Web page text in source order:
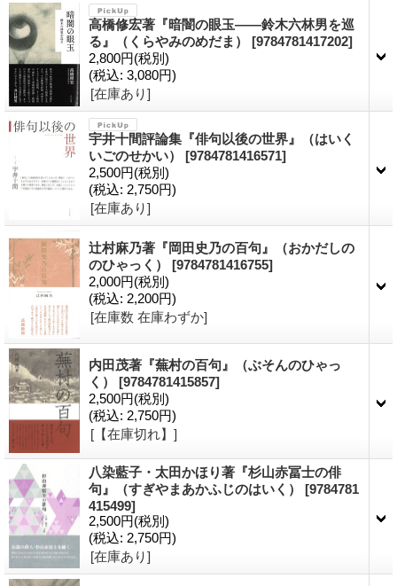
高橋修宏著『暗闇の眼玉――鈴木六林男を巡
る』（くらやみのめだま） [9784781417202]
2,800円(税別)
(税込: 3,080円)
[在庫あり]
宇井十間評論集『俳句以後の世界』（はいく
いごのせかい） [9784781416571]
2,500円(税別)
(税込: 2,750円)
[在庫あり]
辻村麻乃著『岡田史乃の百句』（おかだしの
のひゃっく） [9784781416755]
2,000円(税別)
(税込: 2,200円)
[在庫数 在庫わずか]
内田茂著『蕪村の百句』（ぶそんのひゃっ
く） [9784781415857]
2,500円(税別)
(税込: 2,750円)
[【在庫切れ】]
八染藍子・太田かほり著『杉山赤冨士の俳
句』（すぎやまあかふじのはいく） [9784781
415499]
2,500円(税別)
(税込: 2,750円)
[在庫あり]